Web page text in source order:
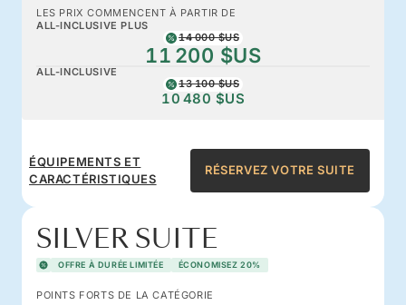
LES PRIX COMMENCENT À PARTIR DE
ALL-INCLUSIVE PLUS
14 000 $US
11 200 $US
ALL-INCLUSIVE
13 100 $US
10 480 $US
ÉQUIPEMENTS ET
CARACTÉRISTIQUES
RÉSERVEZ VOTRE SUITE
SILVER SUITE
OFFRE À DURÉE LIMITÉE ÉCONOMISEZ 20%
POINTS FORTS DE LA CATÉGORIE